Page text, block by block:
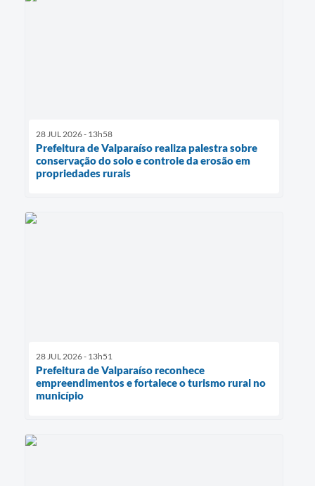
28 JUL 2026 - 13h58
Prefeitura de Valparaíso realiza palestra sobre
conservação do solo e controle da erosão em
propriedades rurais
28 JUL 2026 - 13h51
Prefeitura de Valparaíso reconhece
empreendimentos e fortalece o turismo rural no
município